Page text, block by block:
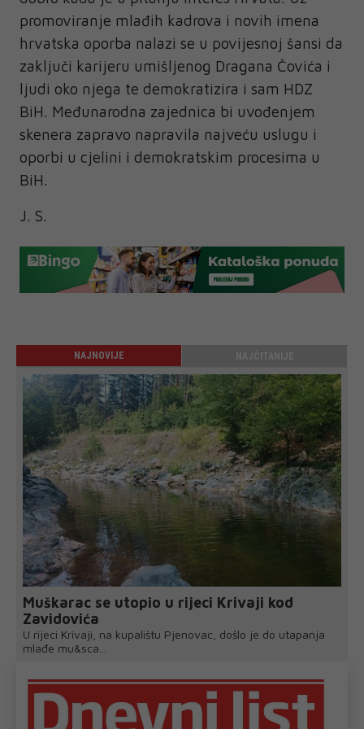
promoviranje mlađih kadrova i novih imena
hrvatska oporba nalazi se u povijesnoj šansi da
zaključi karijeru umišljenog Dragana Čovića i
ljudi oko njega te demokratizira i sam HDZ
BiH. Međunarodna zajednica bi uvođenjem
skenera zapravo napravila najveću uslugu i
oporbi u cjelini i demokratskim procesima u
BiH.
J. S.
NAJNOVIJE
Muškarac se utopio u rijeci Krivaji kod
Zavidovića
U rijeci Krivaji, na kupalištu Pjenovac, došlo je do utapanja
mlađe mu&sca...